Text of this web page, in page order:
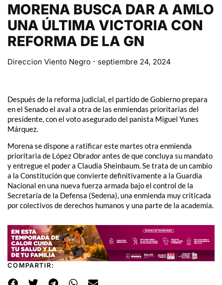
MORENA BUSCA DAR A AMLO
UNA ÚLTIMA VICTORIA CON
REFORMA DE LA GN
Direccion Viento Negro septiembre 24, 2024
Después de la reforma judicial, el partido de Gobierno prepara
en el Senado el aval a otra de las enmiendas prioritarias del
presidente, con el voto asegurado del panista Miguel Yunes
Márquez.
Morena se dispone a ratificar este martes otra enmienda
prioritaria de López Obrador antes de que concluya su mandato
y entregue el poder a Claudia Sheinbaum. Se trata de un cambio
a la Constitución que convierte definitivamente a la Guardia
Nacional en una nueva fuerza armada bajo el control de la
Secretaría de la Defensa (Sedena), una enmienda muy criticada
por colectivos de derechos humanos y una parte de la academia.
COMPARTIR: